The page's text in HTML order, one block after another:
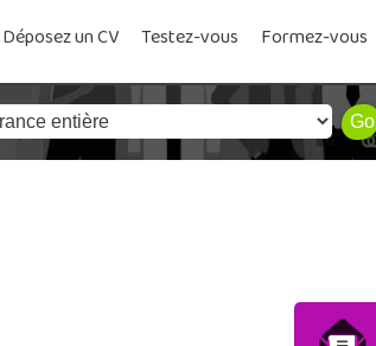
Déposez un CV Testez-vous Formez-vous